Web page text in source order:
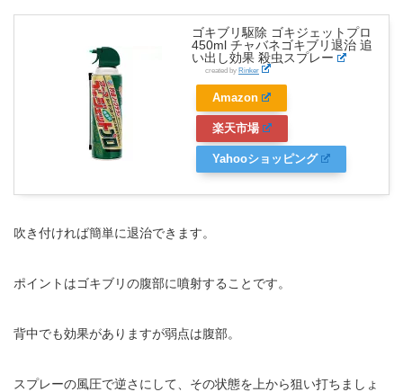
ゴキブリ駆除 ゴキジェットプロ
450ml チャバネゴキブリ退治 追
い出し効果 殺虫スプレー
created by Rinker
Amazon
楽天市場
Yahooショッピング
吹き付ければ簡単に退治できます。
ポイントはゴキブリの腹部に噴射することです。
背中でも効果がありますが弱点は腹部。
スプレーの風圧で逆さにして、その状態を上から狙い打ちましょ